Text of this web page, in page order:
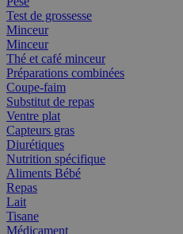
Test de grossesse
Minceur
Minceur
Thé et café minceur
Préparations combinées
Coupe-faim
Substitut de repas
Ventre plat
Capteurs gras
Diurétiques
Nutrition spécifique
Aliments Bébé
Repas
Lait
Tisane
Médicament